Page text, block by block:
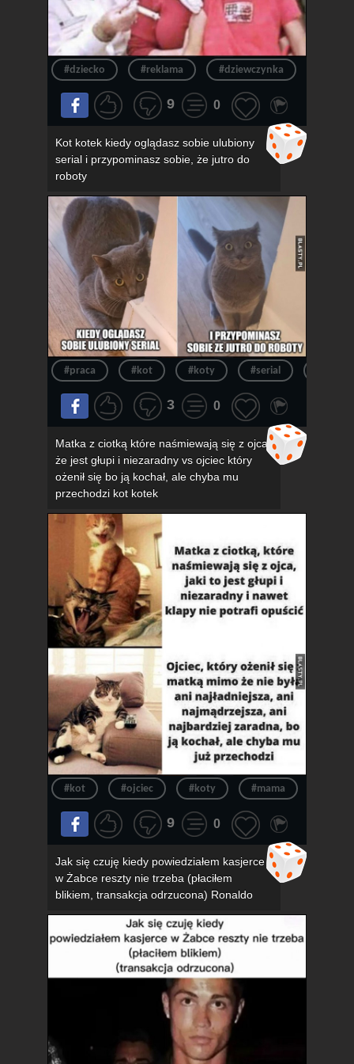
#dziecko #reklama #dziewczynka
9 0
Kot kotek kiedy oglądasz sobie ulubiony
serial i przypominasz sobie, że jutro do
roboty
#praca #kot #koty #serial
3 0
Matka z ciotką które naśmiewają się z ojca,
że jest głupi i niezaradny vs ojciec który
ożenił się bo ją kochał, ale chyba mu
przechodzi kot kotek
#kot #ojciec #koty #mama
9 0
Jak się czuję kiedy powiedziałem kasjerce
w Żabce reszty nie trzeba (płaciłem
blikiem, transakcja odrzucona) Ronaldo